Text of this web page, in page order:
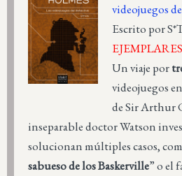
videojuegos
Escrito por
EJEMPLARES
Un viaje por
videojuegos
de Sir Arthur
inseparable doctor Watson
solucionan múltiples casos,
sabueso de los Baskerville” o el